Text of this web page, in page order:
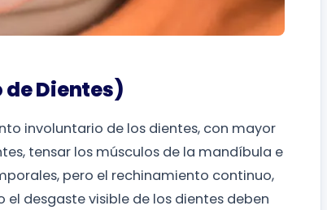
de Dientes)
involuntario de los dientes, con mayor
tensar los músculos de la mandíbula e
pero el rechinamiento continuo,
desgaste visible de los dientes deben